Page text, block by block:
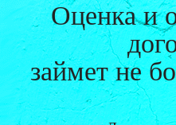
Оценка и
займетне